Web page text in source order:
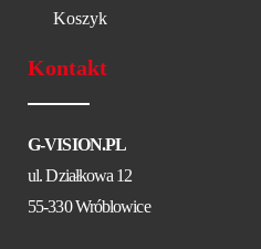
Koszyk
Kontakt
G-VISION.PL
ul. Działkowa 12
55-330 Wróblowice